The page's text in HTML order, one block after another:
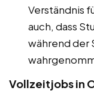
Verständnis
auch, dass
während der
Vollzeitjobs in